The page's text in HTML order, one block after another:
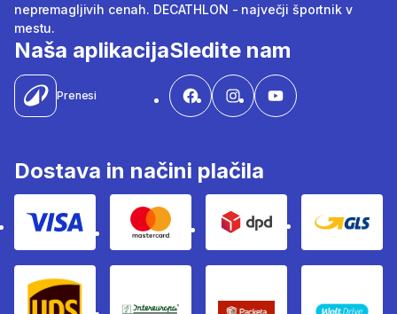
nepremagljivih cenah. DECATHLON - največji športnik v
mestu.
Naša aplikacija
Prenesi
Sledite nam
Dostava in načini plačila
Visa Mastercard Dpd Gls